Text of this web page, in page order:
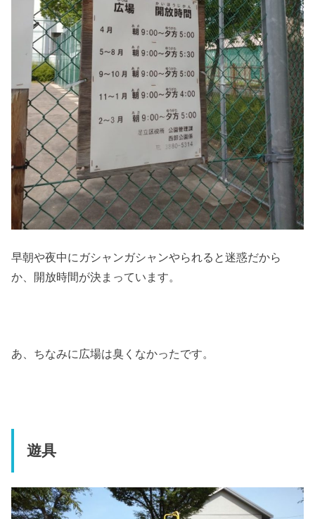
早朝や夜中にガシャンガシャンやられると迷惑だから
か、開放時間が決まっています。
あ、ちなみに広場は臭くなかったです。
遊具